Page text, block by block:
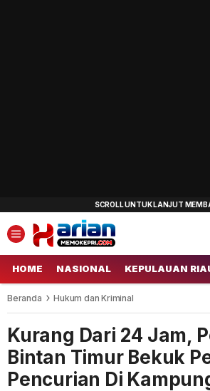
HOME NASIONAL KEPULAUAN
Beranda Hukum dan Kriminal
Kurang Dari 24 Jam,
Bintan Timur Bekuk
Pencurian Di